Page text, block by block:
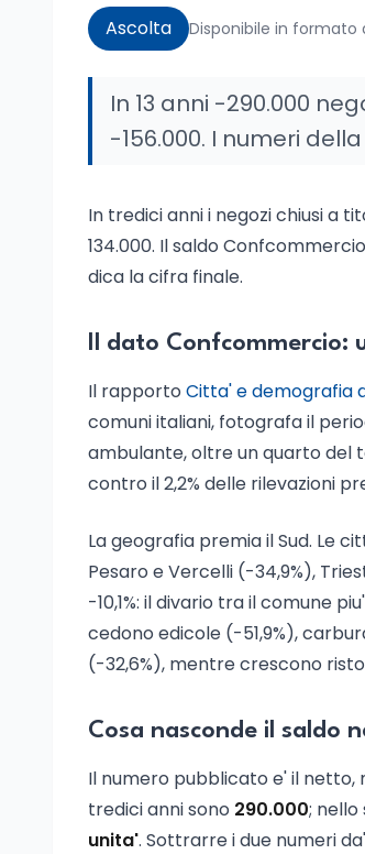
Ascolta Disponibile in formato
In 13 anni -290.000
-156.000. I numeri
In tredici anni i negozi chiusi a
134.000. Il saldo
dica la cifra finale.
Il dato Confcommercio:
Il rapporto Citta' e demografia
comuni italiani, fotografa il
ambulante, oltre un quarto del
contro il 2,2% delle rilevazioni
La geografia premia il Sud. Le
Pesaro e Vercelli (-34,9%),
-10,1%: il divario tra il comune
cedono edicole (-51,9%),
(-32,6%), mentre crescono
Cosa nasconde il saldo
Il numero pubblicato e' il netto,
tredici anni sono 290.000;
unita'. Sottrarre i due numeri